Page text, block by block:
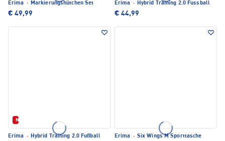
Erima · Markierungshütchen Set
€ 49,99
Erima · Hybrid Training 2.0 Fussball
€ 44,99
Neu
Erima · Hybrid Training 2.0 Fußball
Erima · Six Wings M Sporttasche